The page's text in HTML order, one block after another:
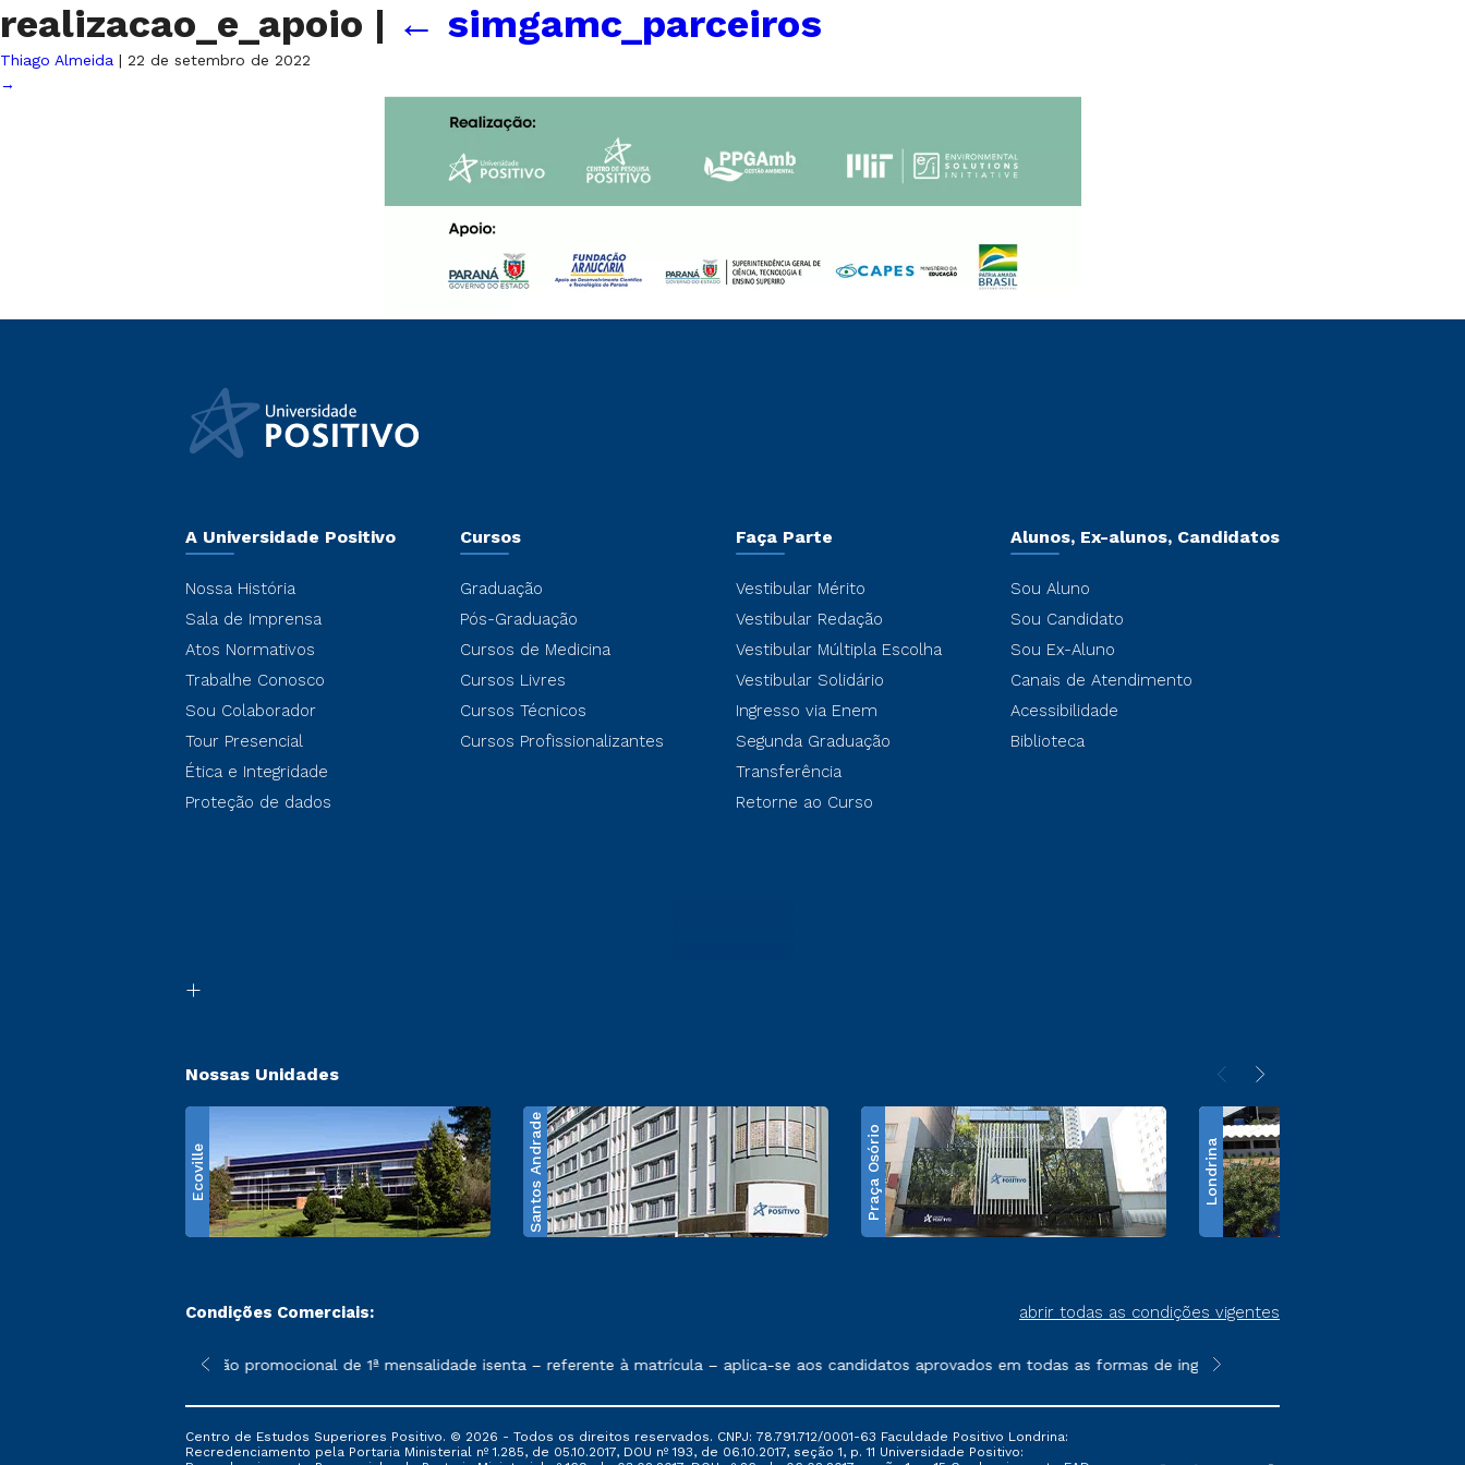
realizacao_e_apoio | ← simgamc_parceiros
Thiago Almeida | 22 de setembro de 2022
→
A Universidade Positivo
Nossa História
Sala de Imprensa
Atos Normativos
Trabalhe Conosco
Sou Colaborador
Tour Presencial
Ética e Integridade
Proteção de dados
Cursos
Graduação
Pós-Graduação
Cursos de Medicina
Cursos Livres
Cursos Técnicos
Cursos Profissionalizantes
Faça Parte
Vestibular Mérito
Vestibular Redação
Vestibular Múltipla Escolha
Vestibular Solidário
Ingresso via Enem
Segunda Graduação
Transferência
Retorne ao Curso
Alunos, Ex-alunos, Candidatos
Sou Aluno
Sou Candidato
Sou Ex-Aluno
Canais de Atendimento
Acessibilidade
Biblioteca
Nossas Unidades
Ecoville Santos Andrade Praça Osório Londrina
Condições Comerciais: abrir todas as condições vigentes
sofrer alterações nos períodos de rematrícula conforme exposto no contrato de prestação de serviços
*A condição promocional de 1ª mensalidade isenta – referente à matrícula – aplica-se aos candidatos aprovados em todas as formas de ingresso, exceto na prova on-line
**Semipresencial é um formato do
Centro de Estudos Superiores Positivo. © 2026 - Todos os direitos reservados. CNPJ: 78.791.712/0001-63 Faculdade Positivo Londrina:
Recredenciamento pela Portaria Ministerial nº 1.285, de 05.10.2017, DOU nº 193, de 06.10.2017, seção 1, p. 11 Universidade Positivo: